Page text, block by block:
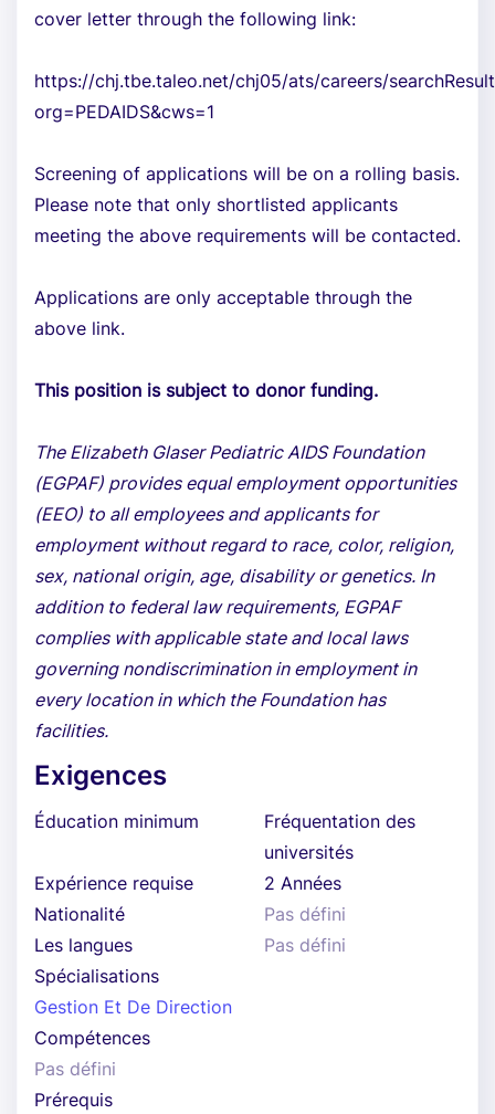
cover letter through the following link:
https://chj.tbe.taleo.net/chj05/ats/careers/
org=PEDAIDS&cws=1
Screening of applications will be on a rolling basis.
Please note that only shortlisted applicants
meeting the above requirements will be contacted.
Applications are only acceptable through the
above link.
This position is subject to donor funding.
The Elizabeth Glaser Pediatric AIDS Foundation
(EGPAF) provides equal employment opportunities
(EEO) to all employees and applicants for
employment without regard to race, color, religion,
sex, national origin, age, disability or genetics. In
addition to federal law requirements, EGPAF
complies with applicable state and local laws
governing nondiscrimination in employment in
every location in which the Foundation has
facilities.
Exigences
Éducation minimum
Fréquentation des
universités
Expérience requise
2 Années
Nationalité
Pas défini
Les langues
Pas défini
Spécialisations
Gestion Et De Direction
Compétences
Pas défini
Prérequis